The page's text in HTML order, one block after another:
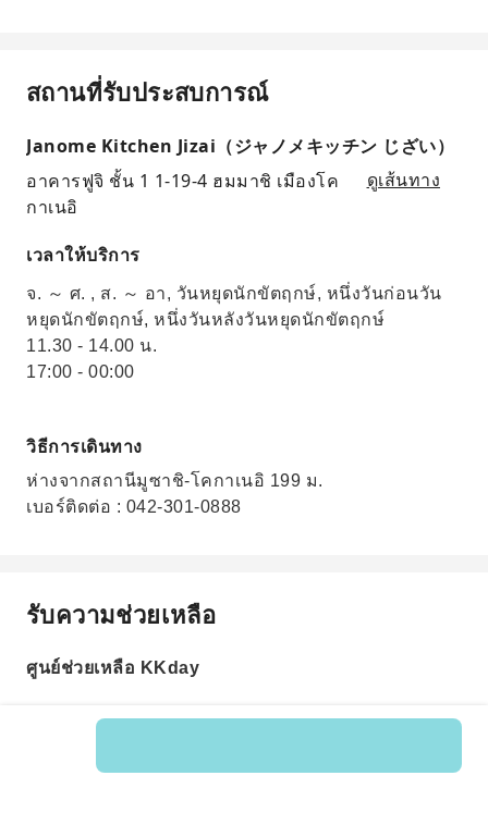
สถานที่รับประสบการณ์
Janome Kitchen Jizai（ジャノメキッチン じざい）
อาคารฟูจิ ชั้น 1 1-19-4 ฮมมาชิ เมืองโค
กาเนอิ
ดูเส้นทาง
เวลาให้บริการ
จ. ～ ศ. , ส. ～ อา, วันหยุดนักขัตฤกษ์, หนึ่งวันก่อนวัน
หยุดนักขัตฤกษ์, หนึ่งวันหลังวันหยุดนักขัตฤกษ์
11.30 - 14.00 น.
17:00 - 00:00
วิธีการเดินทาง
ห่างจากสถานีมูซาชิ-โคกาเนอิ 199 ม.
เบอร์ติดต่อ : 042-301-0888
รับความช่วยเหลือ
ศูนย์ช่วยเหลือ KKday
รหัสสินค้า: 201360